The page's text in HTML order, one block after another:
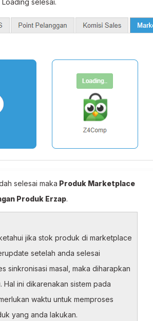
Loading selesai.
selesai maka Produk Marketplace
Produk Erzap.
jika stok produk di marketplace
setelah anda selesai
sinkronisasi masal, maka diharapkan
Hal ini dikarenakan sistem pada
waktu untuk memproses
yang anda lakukan.